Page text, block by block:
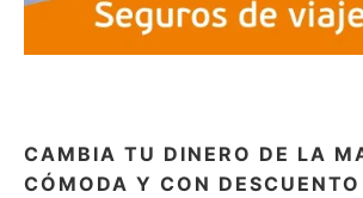
CAMBIA TU DINERO DE LA
CÓMODA Y CON